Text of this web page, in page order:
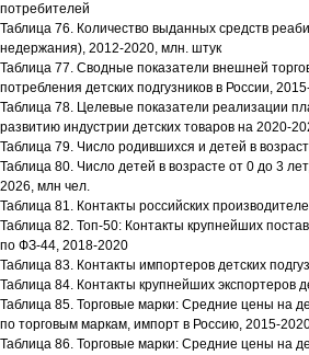
потребителей
Таблица 76. Количество выданных средств
недержания), 2012-2020, млн. штук
Таблица 77. Сводные показатели внешней
потребления детских подгузников в России,
Таблица 78. Целевые показатели реализации
развитию индустрии детских товаров на 2020-
Таблица 79. Число родившихся и детей в
Таблица 80. Число детей в возрасте от 0 до 3
2026, млн чел.
Таблица 81. Контакты российских
Таблица 82. Топ-50: Контакты крупнейших
по ФЗ-44, 2018-2020
Таблица 83. Контакты импортеров детских
Таблица 84. Контакты крупнейших экспортеров
Таблица 85. Торговые марки: Средние цены на
по торговым маркам, импорт в Россию, 2015-
Таблица 86. Торговые марки: Средние цены на